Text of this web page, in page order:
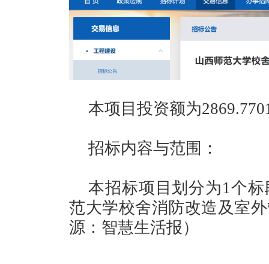
本项目投资额为
招标内容与范围：
本招标项目划分为1个
范大学校舍消防改造及室
源：智慧生活报）